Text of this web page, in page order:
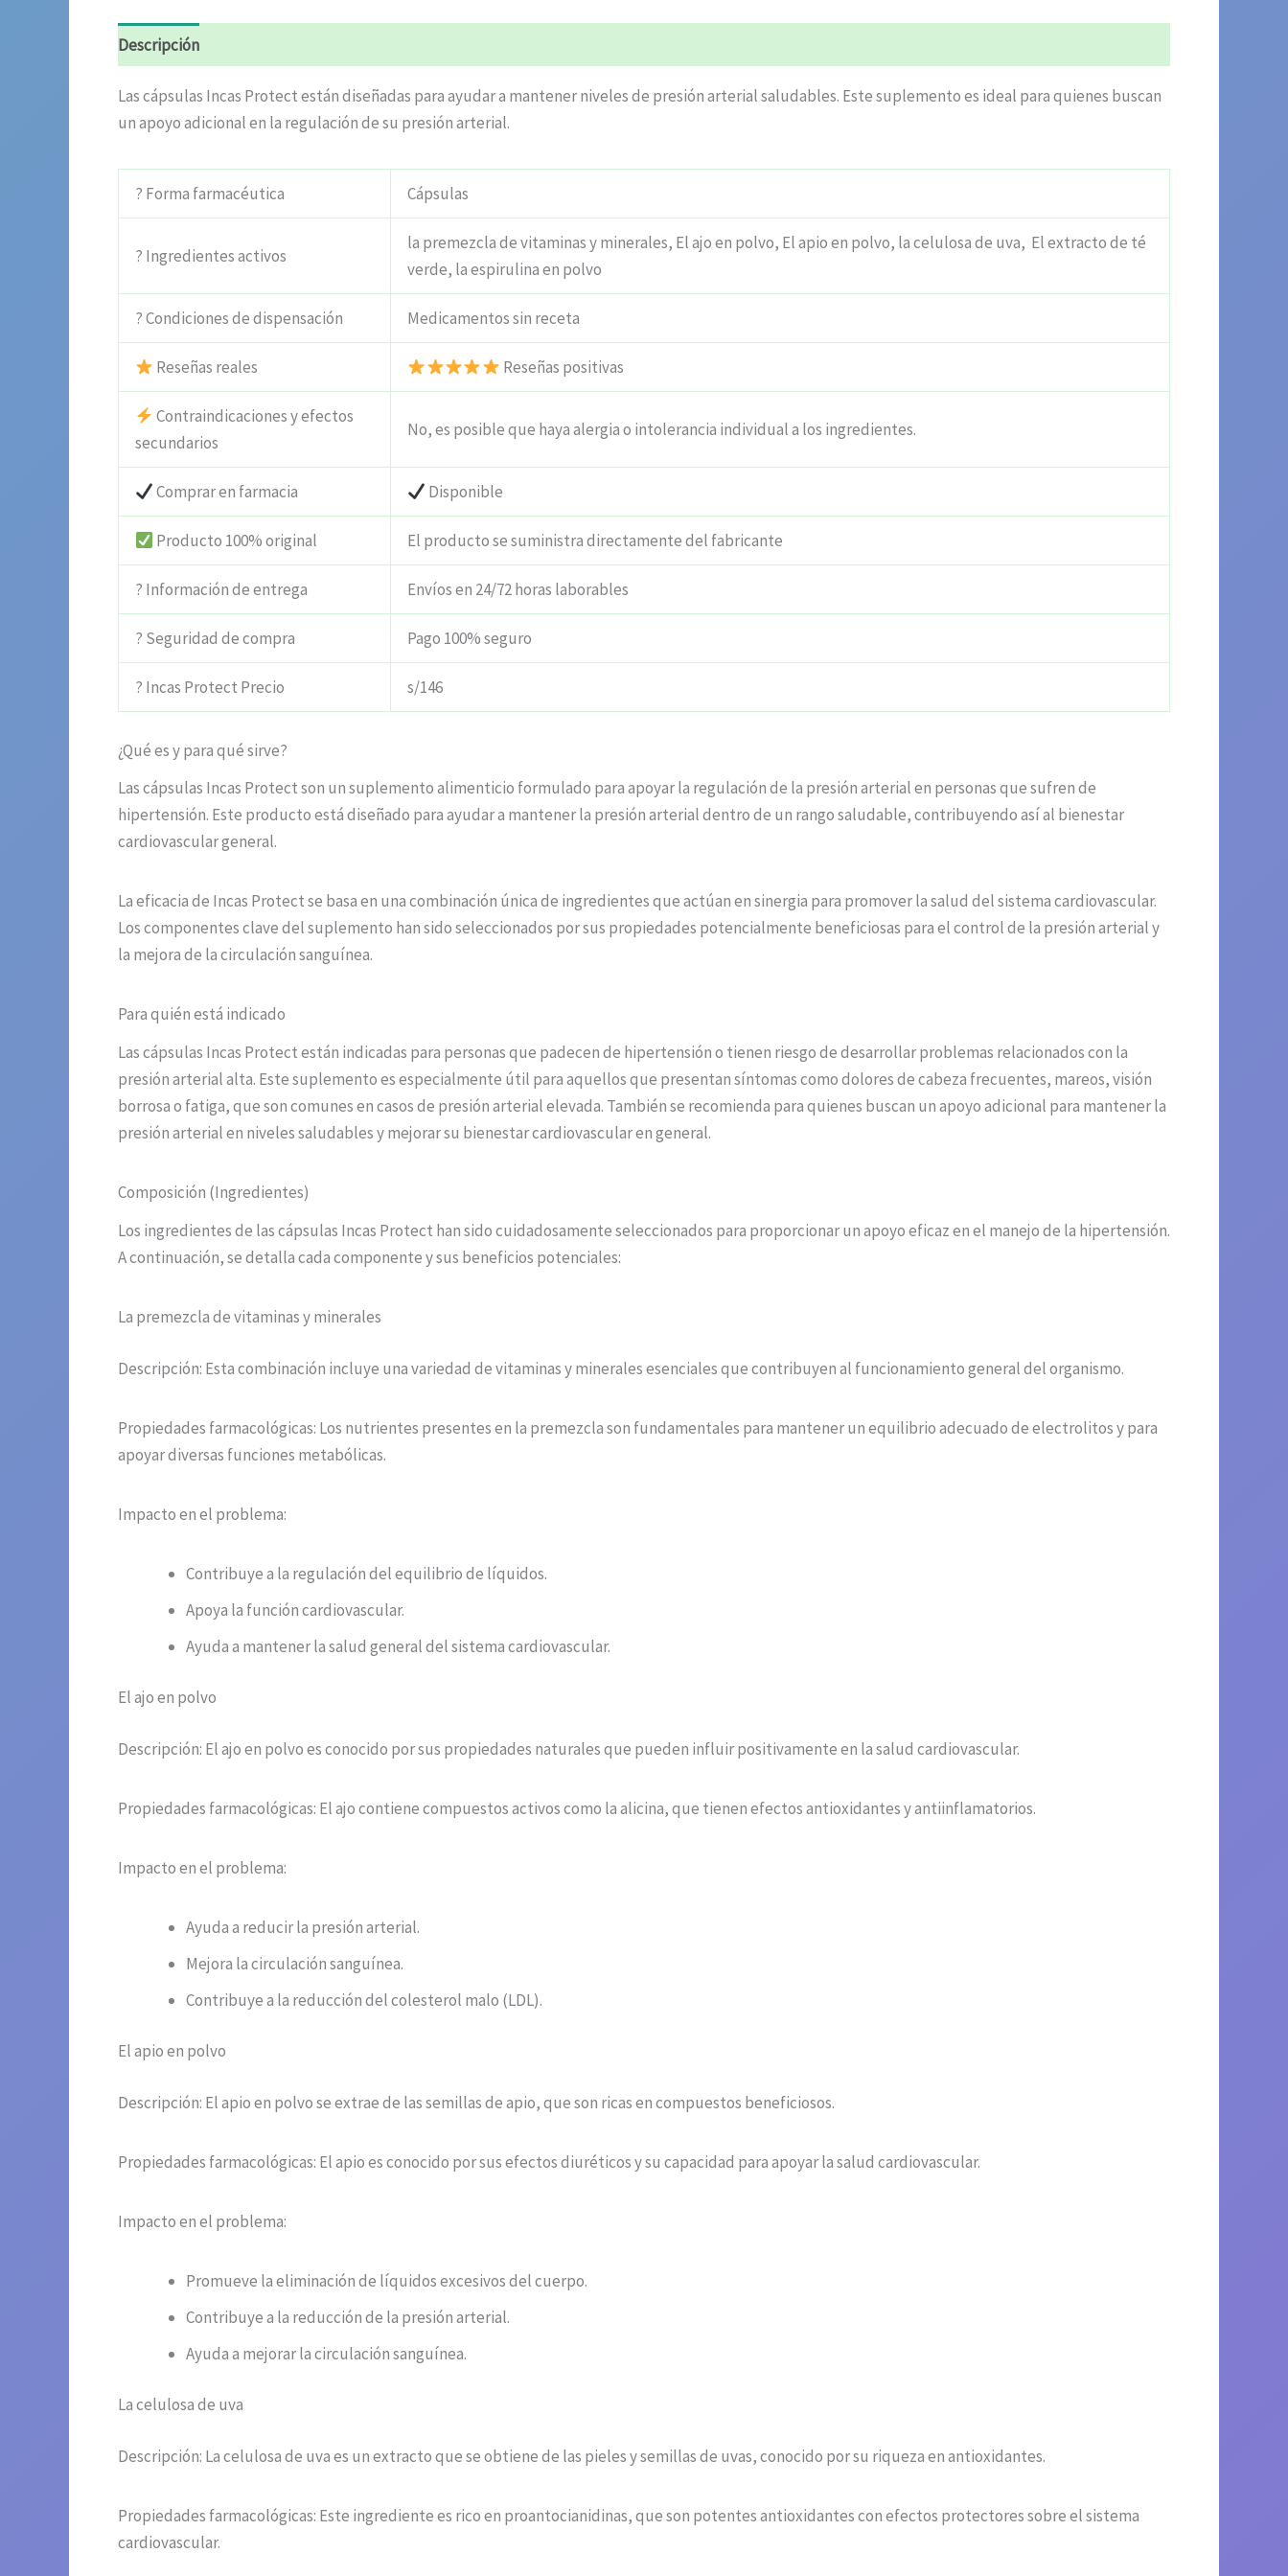
Descripción
Las cápsulas Incas Protect están diseñadas para ayudar a mantener niveles de presión arterial saludables. Este suplemento es ideal para quienes buscan
un apoyo adicional en la regulación de su presión arterial.
? Forma farmacéutica Cápsulas
? Ingredientes activos
la premezcla de vitaminas y minerales, El ajo en polvo, El apio en polvo, la celulosa de uva, El extracto de té
verde, la espirulina en polvo
? Condiciones de dispensación Medicamentos sin receta
Reseñas reales Reseñas positivas
Contraindicaciones y efectos
secundarios
No, es posible que haya alergia o intolerancia individual a los ingredientes.
Comprar en farmacia Disponible
Producto 100% original El producto se suministra directamente del fabricante
? Información de entrega Envíos en 24/72 horas laborables
? Seguridad de compra Pago 100% seguro
? Incas Protect Precio s/146
¿Qué es y para qué sirve?
Las cápsulas Incas Protect son un suplemento alimenticio formulado para apoyar la regulación de la presión arterial en personas que sufren de
hipertensión. Este producto está diseñado para ayudar a mantener la presión arterial dentro de un rango saludable, contribuyendo así al bienestar
cardiovascular general.
La eficacia de Incas Protect se basa en una combinación única de ingredientes que actúan en sinergia para promover la salud del sistema cardiovascular.
Los componentes clave del suplemento han sido seleccionados por sus propiedades potencialmente beneficiosas para el control de la presión arterial y
la mejora de la circulación sanguínea.
Para quién está indicado
Las cápsulas Incas Protect están indicadas para personas que padecen de hipertensión o tienen riesgo de desarrollar problemas relacionados con la
presión arterial alta. Este suplemento es especialmente útil para aquellos que presentan síntomas como dolores de cabeza frecuentes, mareos, visión
borrosa o fatiga, que son comunes en casos de presión arterial elevada. También se recomienda para quienes buscan un apoyo adicional para mantener la
presión arterial en niveles saludables y mejorar su bienestar cardiovascular en general.
Composición (Ingredientes)
Los ingredientes de las cápsulas Incas Protect han sido cuidadosamente seleccionados para proporcionar un apoyo eficaz en el manejo de la hipertensión.
A continuación, se detalla cada componente y sus beneficios potenciales:
La premezcla de vitaminas y minerales
Descripción: Esta combinación incluye una variedad de vitaminas y minerales esenciales que contribuyen al funcionamiento general del organismo.
Propiedades farmacológicas: Los nutrientes presentes en la premezcla son fundamentales para mantener un equilibrio adecuado de electrolitos y para
apoyar diversas funciones metabólicas.
Impacto en el problema:
Contribuye a la regulación del equilibrio de líquidos.
Apoya la función cardiovascular.
Ayuda a mantener la salud general del sistema cardiovascular.
El ajo en polvo
Descripción: El ajo en polvo es conocido por sus propiedades naturales que pueden influir positivamente en la salud cardiovascular.
Propiedades farmacológicas: El ajo contiene compuestos activos como la alicina, que tienen efectos antioxidantes y antiinflamatorios.
Impacto en el problema:
Ayuda a reducir la presión arterial.
Mejora la circulación sanguínea.
Contribuye a la reducción del colesterol malo (LDL).
El apio en polvo
Descripción: El apio en polvo se extrae de las semillas de apio, que son ricas en compuestos beneficiosos.
Propiedades farmacológicas: El apio es conocido por sus efectos diuréticos y su capacidad para apoyar la salud cardiovascular.
Impacto en el problema:
Promueve la eliminación de líquidos excesivos del cuerpo.
Contribuye a la reducción de la presión arterial.
Ayuda a mejorar la circulación sanguínea.
La celulosa de uva
Descripción: La celulosa de uva es un extracto que se obtiene de las pieles y semillas de uvas, conocido por su riqueza en antioxidantes.
Propiedades farmacológicas: Este ingrediente es rico en proantocianidinas, que son potentes antioxidantes con efectos protectores sobre el sistema
cardiovascular.